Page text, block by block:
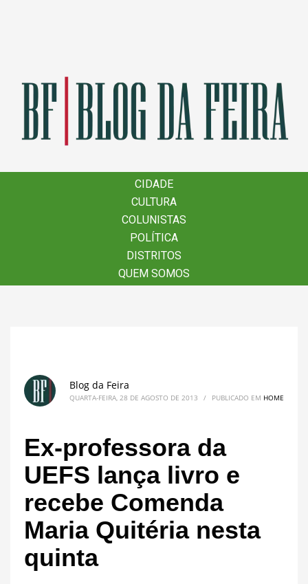
CIDADE
CULTURA
COLUNISTAS
POLÍTICA
DISTRITOS
QUEM SOMOS
CIDADE
CULTURA
COLUNISTAS
POLÍTICA
DISTRITOS
QUEM SOMOS
Blog da Feira
QUARTA-FEIRA, 28 DE AGOSTO DE 2013 / PUBLICADO EM HOME
Ex-professora da
UEFS lança livro e
recebe Comenda
Maria Quitéria nesta
quinta